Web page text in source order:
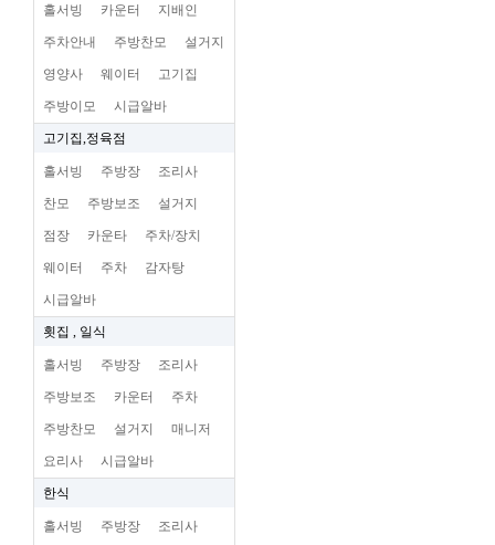
홀서빙 카운터 지배인
주차안내 주방찬모 설거지
영양사 웨이터 고기집
주방이모 시급알바
고기집,정육점
홀서빙 주방장 조리사
찬모 주방보조 설거지
점장 카운타 주차/장치
웨이터 주차 감자탕
시급알바
횟집 , 일식
홀서빙 주방장 조리사
주방보조 카운터 주차
주방찬모 설거지 매니저
요리사 시급알바
한식
홀서빙 주방장 조리사